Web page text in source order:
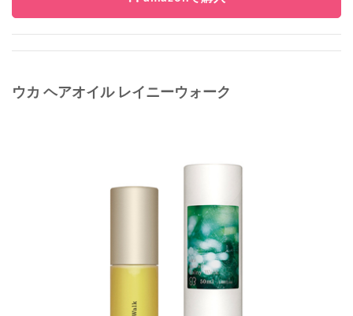
ウカ ヘアオイル レイニーウォーク